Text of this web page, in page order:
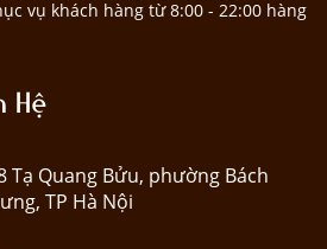
vụ khách hàng từ 8:00 - 22:00 hàng
Hệ
Tạ Quang Bửu, phường Bách
TP Hà Nội